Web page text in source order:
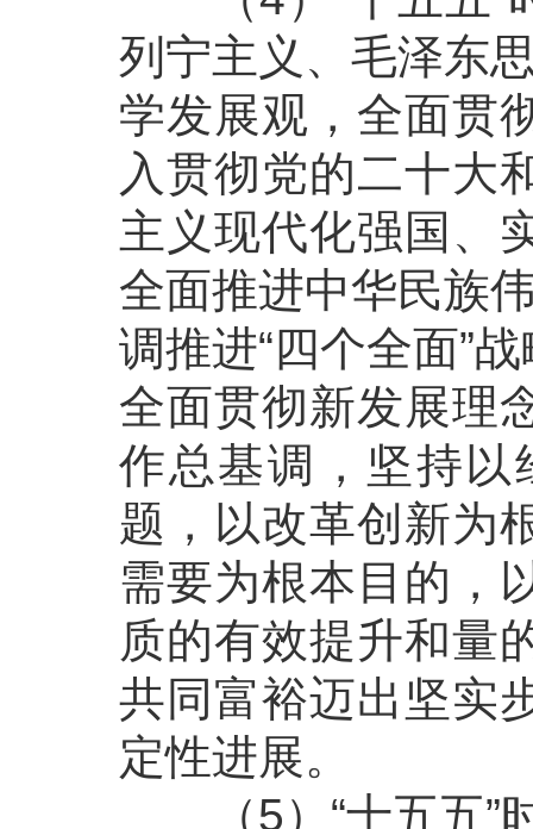
列宁主义、毛泽东
学发展观，全面贯
入贯彻党的二十大
主义现代化强国、
全面推进中华民族
调推进“四个全面”
全面贯彻新发展理
作总基调，坚持
题，以改革创新为
需要为根本目的，
质的有效提升和量
共同富裕迈出坚实
定性进展。
（5）“十五五”